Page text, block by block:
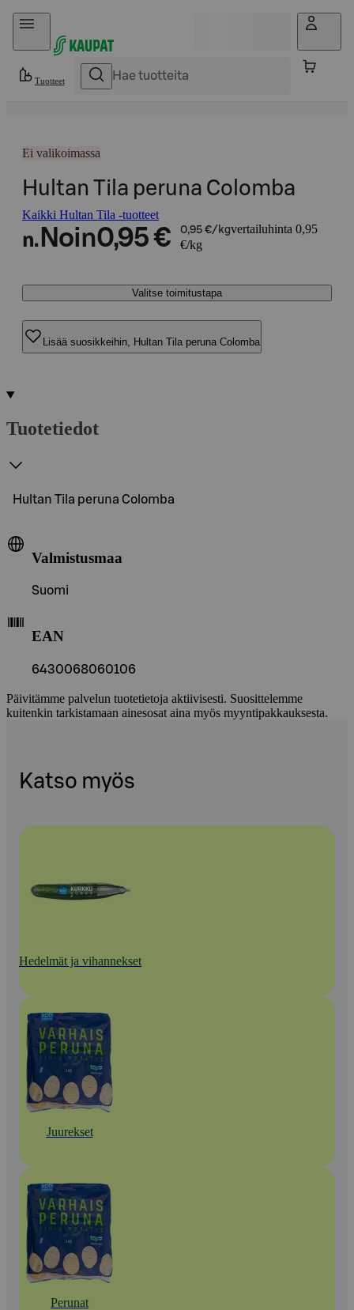
Hyppää sisältöön
Tuotteet
Ei valikoimassa
Hultan Tila peruna Colomba
Kaikki Hultan Tila -tuotteet
n. Noin0,95 € 0,95 €/kgvertailuhinta 0,95
€/kg
Valitse toimitustapa
Lisää suosikkeihin, Hultan Tila peruna Colomba
Tuotetiedot
Hultan Tila peruna Colomba
Valmistusmaa
Suomi
EAN
6430068060106
Päivitämme palvelun tuotetietoja aktiivisesti. Suosittelemme
kuitenkin tarkistamaan ainesosat aina myös myyntipakkauksesta.
Katso myös
Hedelmät ja vihannekset
Juurekset
Perunat